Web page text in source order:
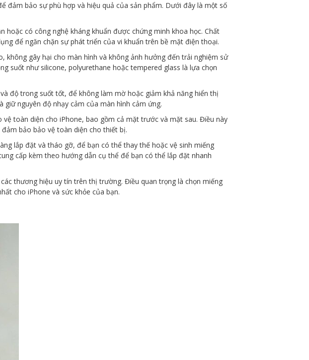
đảm bảo sự phù hợp và hiệu quả của sản phẩm. Dưới đây là một số
hoặc có công nghệ kháng khuẩn được chứng minh khoa học. Chất
để ngăn chặn sự phát triển của vi khuẩn trên bề mặt điện thoại.
không gây hại cho màn hình và không ảnh hưởng đến trải nghiệm sử
suốt như silicone, polyurethane hoặc tempered glass là lựa chọn
độ trong suốt tốt, để không làm mờ hoặc giảm khả năng hiển thị
nguyên độ nhạy cảm của màn hình cảm ứng.
vệ toàn diện cho iPhone, bao gồm cả mặt trước và mặt sau. Điều này
bảo bảo vệ toàn diện cho thiết bị.
lắp đặt và tháo gỡ, để bạn có thể thay thế hoặc vệ sinh miếng
cấp kèm theo hướng dẫn cụ thể để bạn có thể lắp đặt nhanh
thương hiệu uy tín trên thị trường. Điều quan trọng là chọn miếng
cho iPhone và sức khỏe của bạn.